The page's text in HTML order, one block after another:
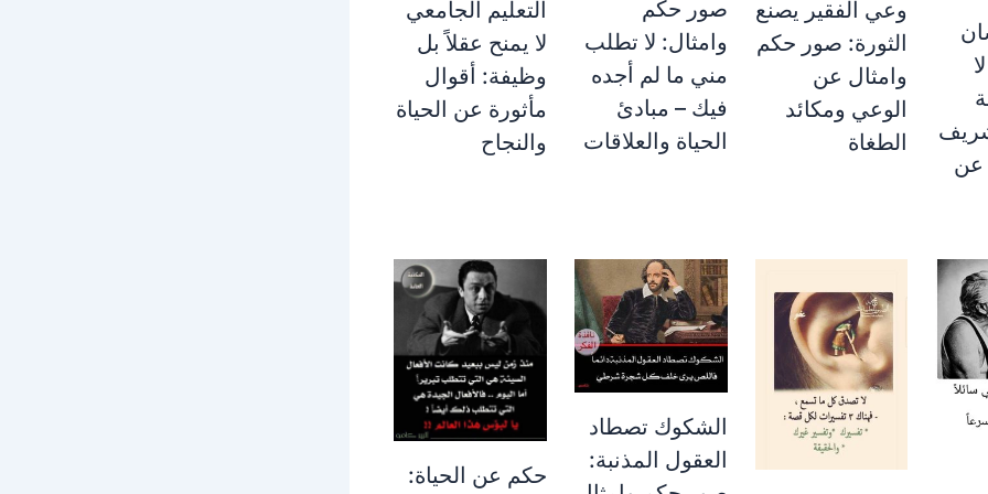
عن
وعي الفقير يصنع
الثورة: صور حكم
وامثال عن
الوعي ومكائد
الطغاة
صور حكم
وامثال: لا تطلب
مني ما لم أجده
فيك – مبادئ
الحياة والعلاقات
التعليم الجامعي
لا يمنح عقلاً بل
وظيفة: أقوال
مأثورة عن الحياة
والنجاح
الشكوك تصطاد
العقول المذنبة:
حكم عن الحياة: